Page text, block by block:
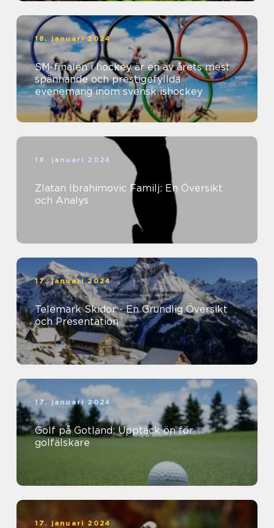
18. januari 2024
SM-finalen i hockey är en av årets mest
spännande och prestigefyllda
evenemang inom svensk ishockey
18. januari 2024
Zlatan Ibrahimovic Familj: En Översikt
och Analys
17. januari 2024
Telemark Skidor - En Grundlig Översikt
och Presentation
17. januari 2024
Golf på Gotland: Upptäck ön för
golfälskare
17. januari 2024